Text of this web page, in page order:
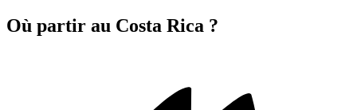
Où partir au Costa Rica ?